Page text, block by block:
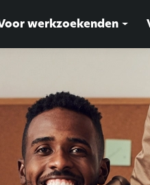
werkzoekenden